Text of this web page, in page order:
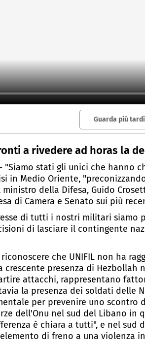
Guarda più tardi
a rivedere ad horas la
"Siamo stati gli unici che hanno
in Medio Oriente,
della Difesa, Guido
di Camera e Senato sui più
di tutti i nostri militari siamo
di lasciare il contingente
che UNIFIL non ha
crescente presenza di Hezbollah
attacchi, rappresentano
la presenza dei soldati delle
per prevenire uno scontro
dell'Onu nel sud del Libano in
è chiara a tutti", e nel sud
di freno a una violenza